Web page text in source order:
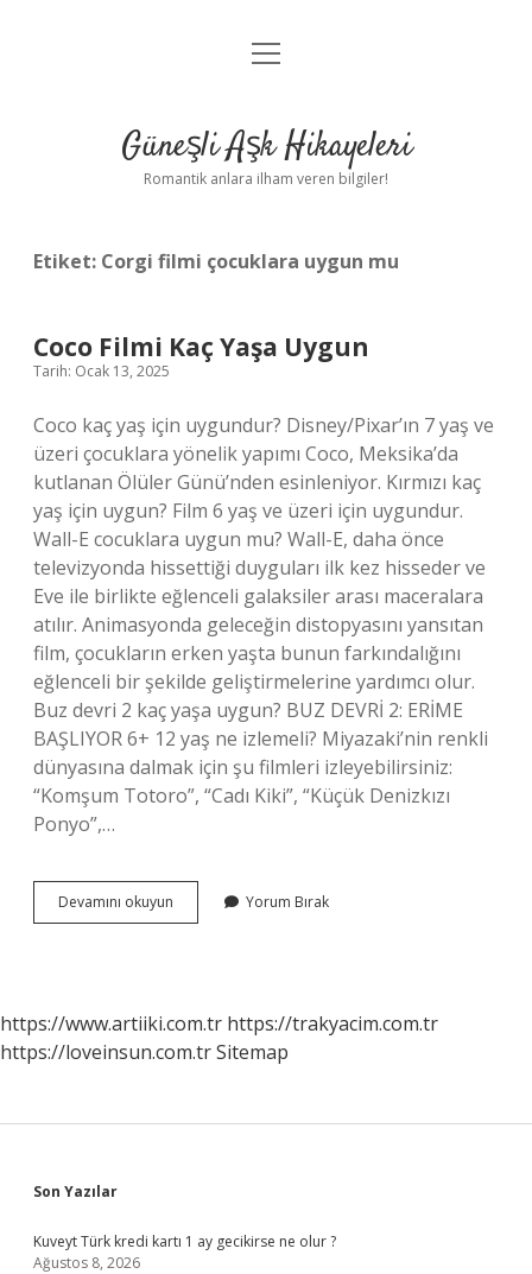
Anasayfa
Yasal Uyarı
menüyü
Güneşli Aşk Hikayeleri
Romantik anlara ilham veren bilgiler!
Etiket: Corgi filmi çocuklara uygun mu
Coco Filmi Kaç Yaşa Uygun
Tarih: Ocak 13, 2025
Coco kaç yaş için uygundur? Disney/Pixar’ın 7 yaş ve
üzeri çocuklara yönelik yapımı Coco, Meksika’da
kutlanan Ölüler Günü’nden esinleniyor. Kırmızı kaç
yaş için uygun? Film 6 yaş ve üzeri için uygundur.
Wall-E cocuklara uygun mu? Wall-E, daha önce
televizyonda hissettiği duyguları ilk kez hisseder ve
Eve ile birlikte eğlenceli galaksiler arası maceralara
atılır. Animasyonda geleceğin distopyasını yansıtan
film, çocukların erken yaşta bunun farkındalığını
eğlenceli bir şekilde geliştirmelerine yardımcı olur.
Buz devri 2 kaç yaşa uygun? BUZ DEVRİ 2: ERİME
BAŞLIYOR 6+ 12 yaş ne izlemeli? Miyazaki’nin renkli
dünyasına dalmak için şu filmleri izleyebilirsiniz:
“Komşum Totoro”, “Cadı Kiki”, “Küçük Denizkızı
Ponyo”,…
Devamını okuyun
Filmi
Yorum Bırak
https://www.artiiki.com.tr https://trakyacim.com.tr
https://loveinsun.com.trSitemap
Sidebar
Son Yazılar
Kuveyt Türk kredi kartı 1 ay gecikirse ne olur ?
Ağustos 8, 2026